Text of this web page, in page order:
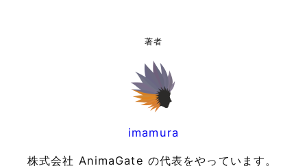
著者
imamura
株式会社 AnimaGate の代表をやっています。